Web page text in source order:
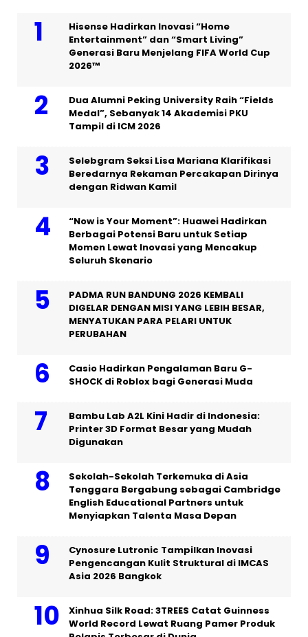
Hisense Hadirkan Inovasi “Home
Entertainment” dan “Smart Living”
Generasi Baru Menjelang FIFA World Cup
2026™
Dua Alumni Peking University Raih “Fields
Medal”, Sebanyak 14 Akademisi PKU
Tampil di ICM 2026
Selebgram Seksi Lisa Mariana Klarifikasi
Beredarnya Rekaman Percakapan Dirinya
dengan Ridwan Kamil
“Now is Your Moment”: Huawei Hadirkan
Berbagai Potensi Baru untuk Setiap
Momen Lewat Inovasi yang Mencakup
Seluruh Skenario
PADMA RUN BANDUNG 2026 KEMBALI
DIGELAR DENGAN MISI YANG LEBIH BESAR,
MENYATUKAN PARA PELARI UNTUK
PERUBAHAN
Casio Hadirkan Pengalaman Baru G-
SHOCK di Roblox bagi Generasi Muda
Bambu Lab A2L Kini Hadir di Indonesia:
Printer 3D Format Besar yang Mudah
Digunakan
Sekolah-Sekolah Terkemuka di Asia
Tenggara Bergabung sebagai Cambridge
English Educational Partners untuk
Menyiapkan Talenta Masa Depan
Cynosure Lutronic Tampilkan Inovasi
Pengencangan Kulit Struktural di IMCAS
Asia 2026 Bangkok
Xinhua Silk Road: 3TREES Catat Guinness
World Record Lewat Ruang Pamer Produk